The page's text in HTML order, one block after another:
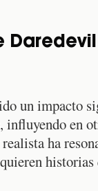
un impacto
influyendo en
ha